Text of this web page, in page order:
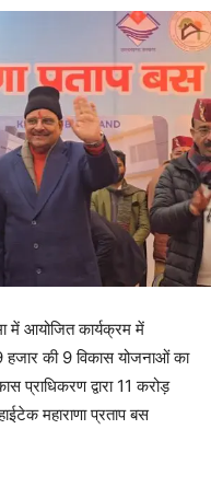
में आयोजित कार्यक्रम में
की 9 विकास योजनाओं का
प्राधिकरण द्वारा 11 करोड़
महाराणा प्रताप बस